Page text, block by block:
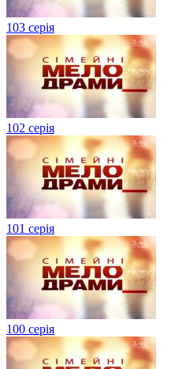
103 серія
102 серія
101 серія
100 серія